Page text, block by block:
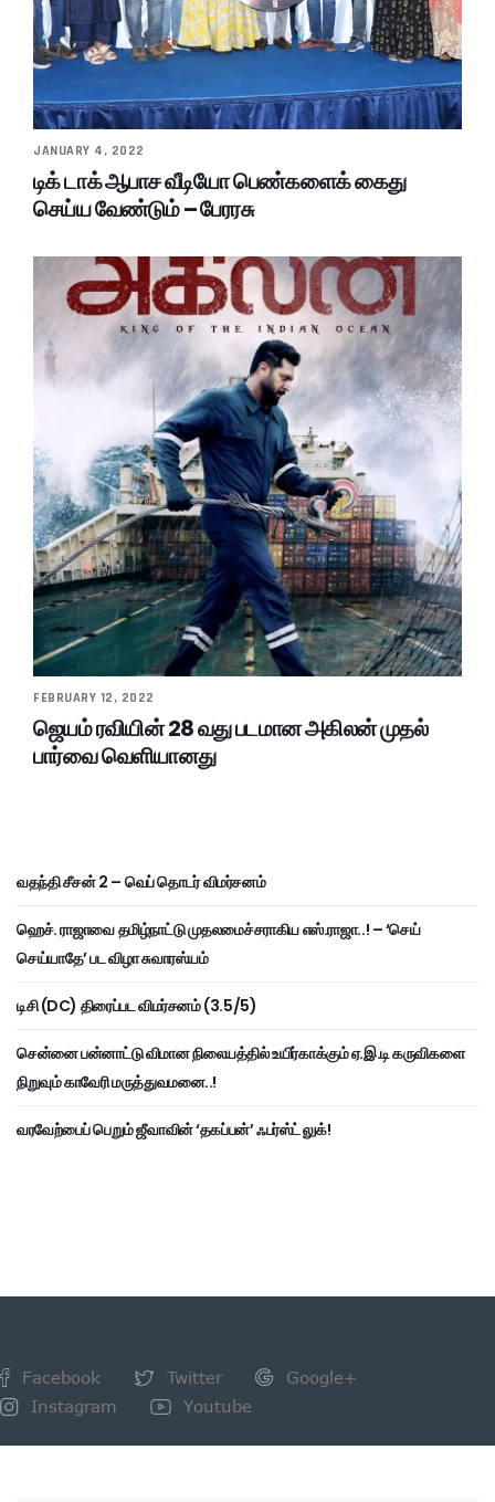
JANUARY 4, 2022
டிக் டாக் ஆபாச வீடியோ பெண்களைக் கைது
செய்ய வேண்டும் – பேரரசு
FEBRUARY 12, 2022
ஜெயம் ரவியின் 28 வது படமான அகிலன் முதல்
பார்வை வெளியானது
வதந்தி சீசன் 2 – வெப் தொடர் விமர்சனம்
ஹெச். ராஜாவை தமிழ்நாட்டு முதலமைச்சராகிய எஸ்.ராஜா..! – ‘செய்
செய்யாதே’ பட விழா சுவாரஸ்யம்
டிசி (DC) திரைப்பட விமர்சனம் (3.5/5)
சென்னை பன்னாட்டு விமான நிலையத்தில் உயிர்காக்கும் ஏ.இ.டி கருவிகளை
நிறுவும் காவேரி மருத்துவமனை..!
வரவேற்பைப் பெறும் ஜீவாவின் ‘தகப்பன்’ ஃபர்ஸ்ட் லுக்!
Facebook Twitter
Google+
Instagram
Youtube